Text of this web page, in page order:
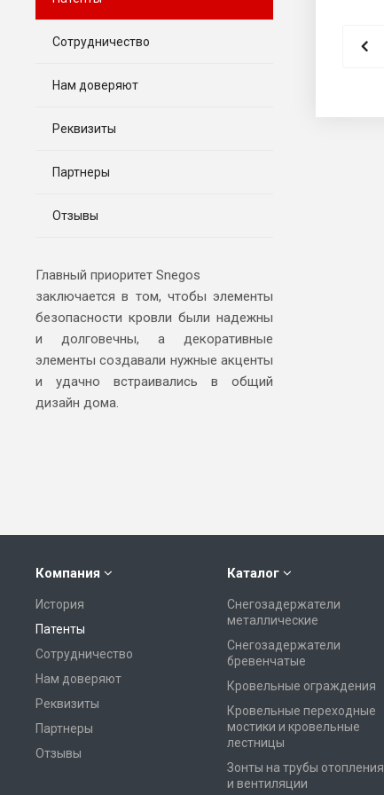
Сотрудничество
Нам доверяют
Реквизиты
Партнеры
Отзывы
Главный приоритет Snegos
заключается в том, чтобы элементы
безопасности кровли были надежны
и долговечны, а декоративные
элементы создавали нужные акценты
и удачно встраивались в общий
дизайн дома.
Компания
История
Патенты
Сотрудничество
Нам доверяют
Реквизиты
Партнеры
Отзывы
Каталог
Снегозадержатели
металлические
Снегозадержатели
бревенчатые
Кровельные ограждения
Кровельные переходные
мостики и кровельные
лестницы
Зонты на трубы отопления
и вентиляции